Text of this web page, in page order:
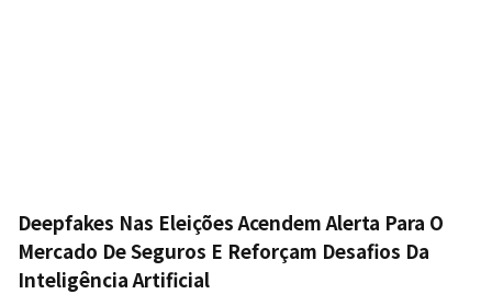
Deepfakes Nas Eleições Acendem Alerta Para O
Mercado De Seguros E Reforçam Desafios Da
Inteligência Artificial